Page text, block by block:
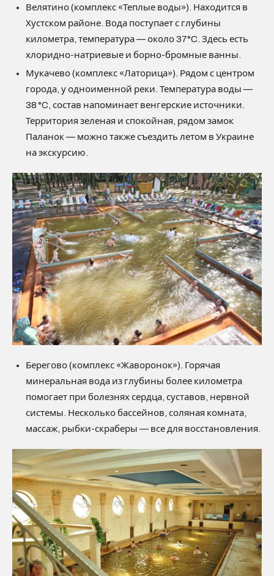
Велятино (комплекс «Теплые воды»). Находится в
Хустском районе. Вода поступает с глубины
километра, температура — около 37°C. Здесь есть
хлоридно-натриевые и борно-бромные ванны.
Мукачево (комплекс «Латорица»). Рядом с центром
города, у одноименной реки. Температура воды —
38 °C, состав напоминает венгерские источники.
Территория зеленая и спокойная, рядом замок
Паланок — можно также съездить летом в Украине
на экскурсию.
Берегово (комплекс «Жаворонок»). Горячая
минеральная вода из глубины более километра
помогает при болезнях сердца, суставов, нервной
системы. Несколько бассейнов, соляная комната,
массаж, рыбки-скраберы — все для восстановления.